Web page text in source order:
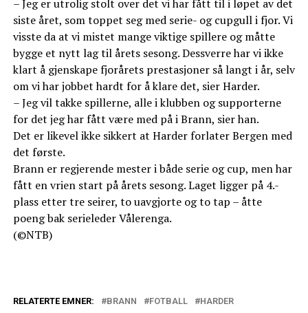
– Jeg er utrolig stolt over det vi har fått til i løpet av det
siste året, som toppet seg med serie- og cupgull i fjor. Vi
visste da at vi mistet mange viktige spillere og måtte
bygge et nytt lag til årets sesong. Dessverre har vi ikke
klart å gjenskape fjorårets prestasjoner så langt i år, selv
om vi har jobbet hardt for å klare det, sier Harder.
– Jeg vil takke spillerne, alle i klubben og supporterne
for det jeg har fått være med på i Brann, sier han.
Det er likevel ikke sikkert at Harder forlater Bergen med
det første.
Brann er regjerende mester i både serie og cup, men har
fått en vrien start på årets sesong. Laget ligger på 4.-
plass etter tre seirer, to uavgjorte og to tap – åtte
poeng bak serieleder Vålerenga.
(©NTB)
RELATERTE EMNER: BRANN FOTBALL HARDER